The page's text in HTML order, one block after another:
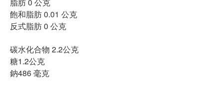
飽和脂肪 0.01 公克
反式脂肪 0 公克
碳水化合物 2.2公克
糖1.2公克
鈉486 毫克